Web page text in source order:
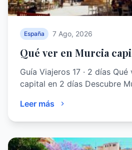
España 7 Ago, 2026
Qué ver en Murcia
Guía Viajeros 17 · 2 días
capital en 2 días Descubre
Leer más